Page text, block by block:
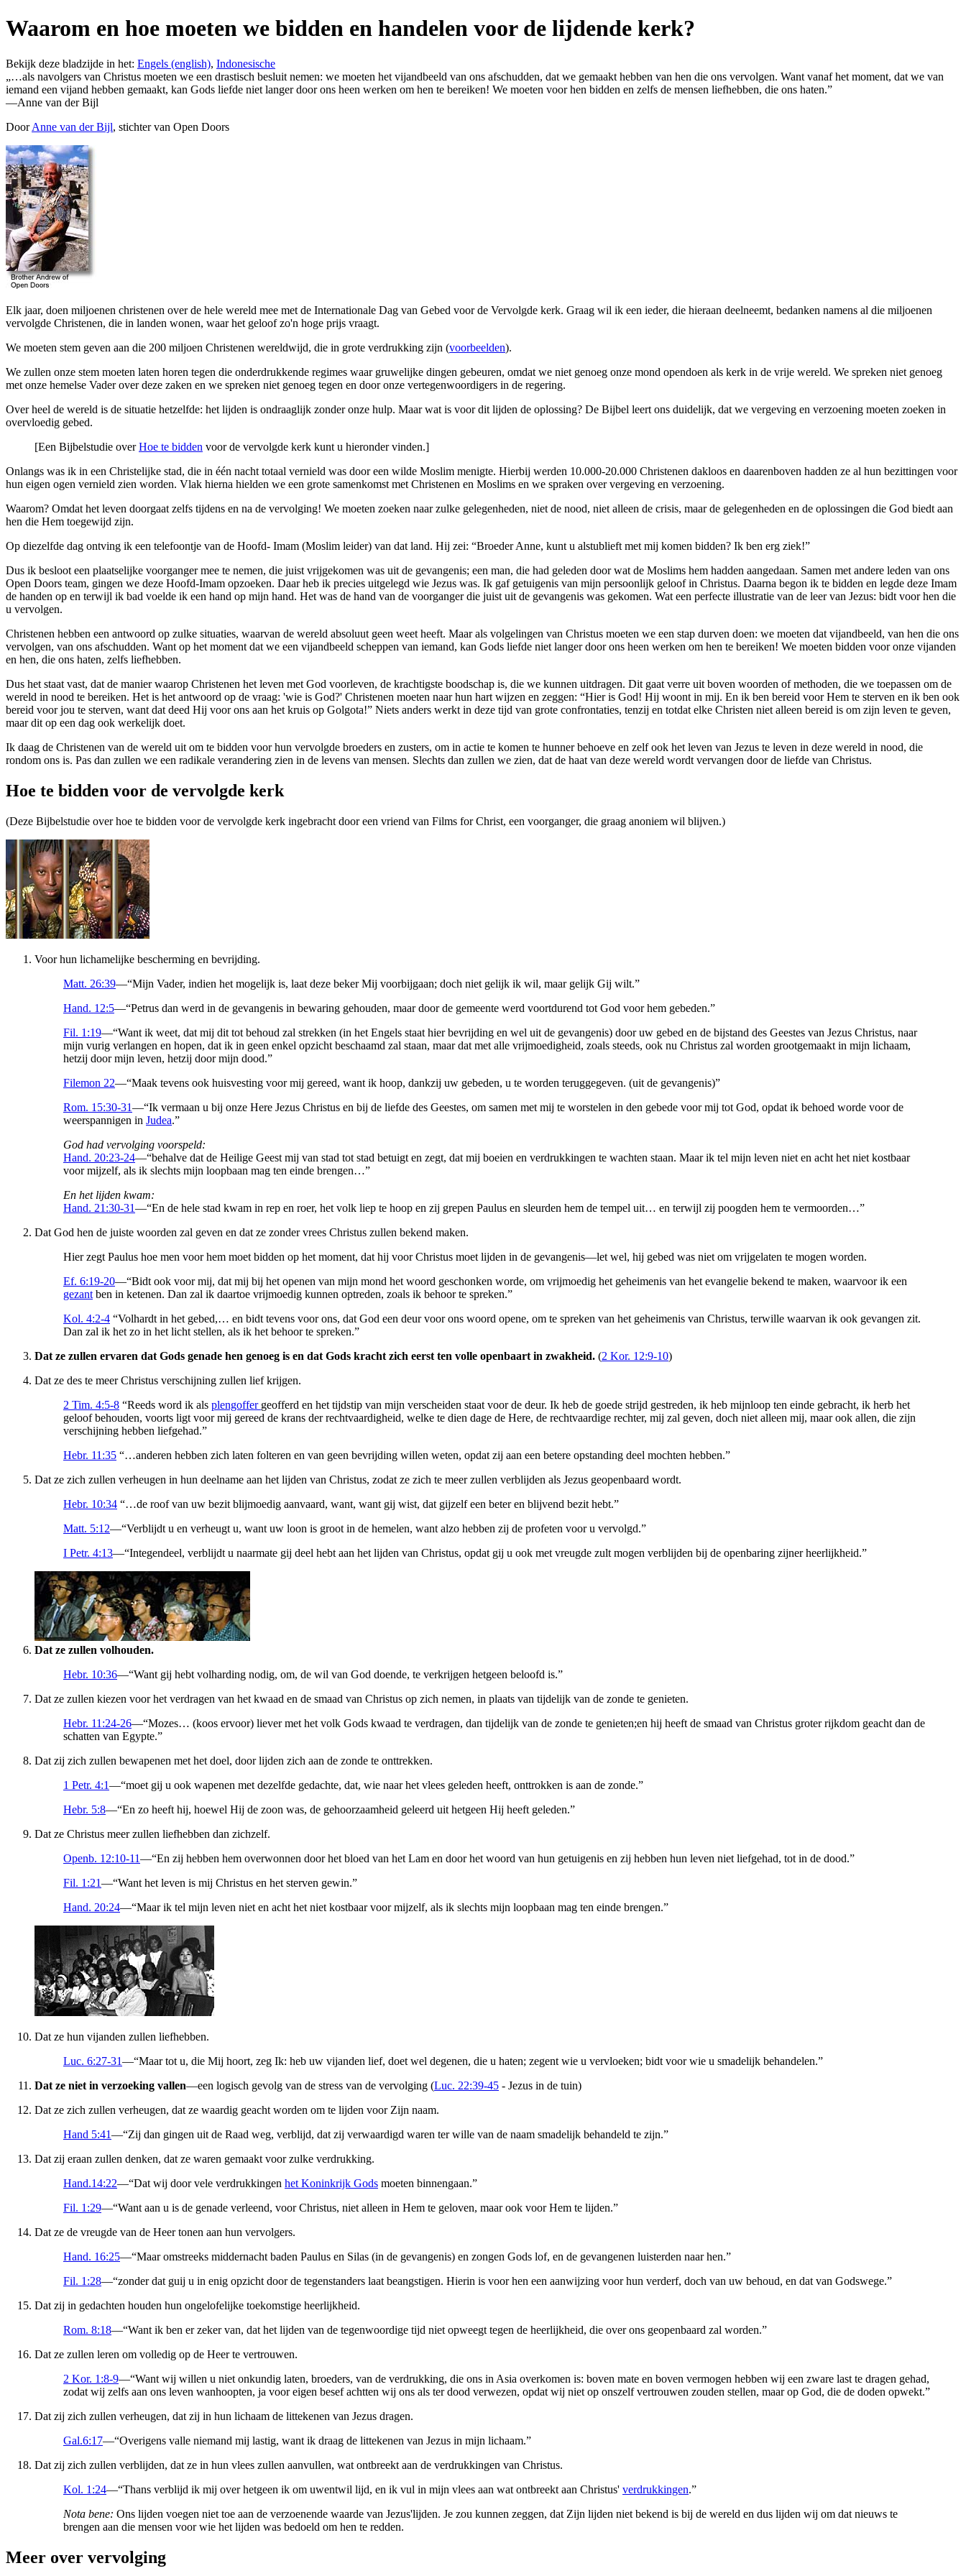
Waarom en hoe moeten we bidden en handelen voor de lijdende kerk?
Bekijk deze bladzijde in het: Engels (english), Indonesische
„…als navolgers van Christus moeten we een drastisch besluit nemen: we moeten het vijandbeeld van ons afschudden, dat we gemaakt hebben van hen die ons vervolgen. Want vanaf het moment, dat we van
iemand een vijand hebben gemaakt, kan Gods liefde niet langer door ons heen werken om hen te bereiken! We moeten voor hen bidden en zelfs de mensen liefhebben, die ons haten.”
—Anne van der Bijl
DoorAnne van der Bijl, stichter van Open Doors
Elk jaar, doen miljoenen christenen over de hele wereld mee met de Internationale Dag van Gebed voor de Vervolgde kerk. Graag wil ik een ieder, die hieraan deelneemt, bedanken namens al die miljoenen
vervolgde Christenen, die in landen wonen, waar het geloof zo'n hoge prijs vraagt.
We moeten stem geven aan die 200 miljoen Christenen wereldwijd, die in grote verdrukking zijn (voorbeelden).
We zullen onze stem moeten laten horen tegen die onderdrukkende regimes waar gruwelijke dingen gebeuren, omdat we niet genoeg onze mond opendoen als kerk in de vrije wereld. We spreken niet genoeg
met onze hemelse Vader over deze zaken en we spreken niet genoeg tegen en door onze vertegenwoordigers in de regering.
Over heel de wereld is de situatie hetzelfde: het lijden is ondraaglijk zonder onze hulp. Maar wat is voor dit lijden de oplossing? De Bijbel leert ons duidelijk, dat we vergeving en verzoening moeten zoeken in
overvloedig gebed.
[Een Bijbelstudie overHoe te bidden voor de vervolgde kerk kunt u hieronder vinden.]
Onlangs was ik in een Christelijke stad, die in één nacht totaal vernield was door een wilde Moslim menigte. Hierbij werden 10.000-20.000 Christenen dakloos en daarenboven hadden ze al hun bezittingen voor
hun eigen ogen vernield zien worden. Vlak hierna hielden we een grote samenkomst met Christenen en Moslims en we spraken over vergeving en verzoening.
Waarom? Omdat het leven doorgaat zelfs tijdens en na de vervolging! We moeten zoeken naar zulke gelegenheden, niet de nood, niet alleen de crisis, maar de gelegenheden en de oplossingen die God biedt aan
hen die Hem toegewijd zijn.
Op diezelfde dag ontving ik een telefoontje van de Hoofd- Imam (Moslim leider) van dat land. Hij zei: “Broeder Anne, kunt u alstublieft met mij komen bidden? Ik ben erg ziek!”
Dus ik besloot een plaatselijke voorganger mee te nemen, die juist vrijgekomen was uit de gevangenis; een man, die had geleden door wat de Moslims hem hadden aangedaan. Samen met andere leden van ons
Open Doors team, gingen we deze Hoofd-Imam opzoeken. Daar heb ik precies uitgelegd wie Jezus was. Ik gaf getuigenis van mijn persoonlijk geloof in Christus. Daarna begon ik te bidden en legde deze Imam
de handen op en terwijl ik bad voelde ik een hand op mijn hand. Het was de hand van de voorganger die juist uit de gevangenis was gekomen. Wat een perfecte illustratie van de leer van Jezus: bidt voor hen die
u vervolgen.
Christenen hebben een antwoord op zulke situaties, waarvan de wereld absoluut geen weet heeft. Maar als volgelingen van Christus moeten we een stap durven doen: we moeten dat vijandbeeld, van hen die ons
vervolgen, van ons afschudden. Want op het moment dat we een vijandbeeld scheppen van iemand, kan Gods liefde niet langer door ons heen werken om hen te bereiken! We moeten bidden voor onze vijanden
en hen, die ons haten, zelfs liefhebben.
Dus het staat vast, dat de manier waarop Christenen het leven met God voorleven, de krachtigste boodschap is, die we kunnen uitdragen. Dit gaat verre uit boven woorden of methoden, die we toepassen om de
wereld in nood te bereiken. Het is het antwoord op de vraag: 'wie is God?' Christenen moeten naar hun hart wijzen en zeggen: “Hier is God! Hij woont in mij. En ik ben bereid voor Hem te sterven en ik ben ook
bereid voor jou te sterven, want dat deed Hij voor ons aan het kruis op Golgota!” Niets anders werkt in deze tijd van grote confrontaties, tenzij en totdat elke Christen niet alleen bereid is om zijn leven te geven,
maar dit op een dag ook werkelijk doet.
Ik daag de Christenen van de wereld uit om te bidden voor hun vervolgde broeders en zusters, om in actie te komen te hunner behoeve en zelf ook het leven van Jezus te leven in deze wereld in nood, die
rondom ons is. Pas dan zullen we een radikale verandering zien in de levens van mensen. Slechts dan zullen we zien, dat de haat van deze wereld wordt vervangen door de liefde van Christus.
Hoe te bidden voor de vervolgde kerk
(Deze Bijbelstudie over hoe te bidden voor de vervolgde kerk ingebracht door een vriend van Films for Christ, een voorganger, die graag anoniem wil blijven.)
Voor hun lichamelijke bescherming en bevrijding.
Matt. 26:39—“Mijn Vader, indien het mogelijk is, laat deze beker Mij voorbijgaan; doch niet gelijk ik wil, maar gelijk Gij wilt.”
Hand. 12:5—“Petrus dan werd in de gevangenis in bewaring gehouden, maar door de gemeente werd voortdurend tot God voor hem gebeden.”
Fil. 1:19—“Want ik weet, dat mij dit tot behoud zal strekken (in het Engels staat hier bevrijding en wel uit de gevangenis) door uw gebed en de bijstand des Geestes van Jezus Christus, naar
mijn vurig verlangen en hopen, dat ik in geen enkel opzicht beschaamd zal staan, maar dat met alle vrijmoedigheid, zoals steeds, ook nu Christus zal worden grootgemaakt in mijn lichaam,
hetzij door mijn leven, hetzij door mijn dood.”
Filemon 22—“Maak tevens ook huisvesting voor mij gereed, want ik hoop, dankzij uw gebeden, u te worden teruggegeven. (uit de gevangenis)”
Rom. 15:30-31—“Ik vermaan u bij onze Here Jezus Christus en bij de liefde des Geestes, om samen met mij te worstelen in den gebede voor mij tot God, opdat ik behoed worde voor de
weerspannigen in Judea.”
God had vervolging voorspeld:
Hand. 20:23-24—“behalve dat de Heilige Geest mij van stad tot stad betuigt en zegt, dat mij boeien en verdrukkingen te wachten staan. Maar ik tel mijn leven niet en acht het niet kostbaar
voor mijzelf, als ik slechts mijn loopbaan mag ten einde brengen…”
En het lijden kwam:
Hand. 21:30-31—“En de hele stad kwam in rep en roer, het volk liep te hoop en zij grepen Paulus en sleurden hem de tempel uit… en terwijl zij poogden hem te vermoorden…”
Dat God hen de juiste woorden zal geven en dat ze zonder vrees Christus zullen bekend maken.
Hier zegt Paulus hoe men voor hem moet bidden op het moment, dat hij voor Christus moet lijden in de gevangenis—let wel, hij gebed was niet om vrijgelaten te mogen worden.
Ef. 6:19-20—“Bidt ook voor mij, dat mij bij het openen van mijn mond het woord geschonken worde, om vrijmoedig het geheimenis van het evangelie bekend te maken, waarvoor ik een
gezant ben in ketenen. Dan zal ik daartoe vrijmoedig kunnen optreden, zoals ik behoor te spreken.”
Kol. 4:2-4 “Volhardt in het gebed,… en bidt tevens voor ons, dat God een deur voor ons woord opene, om te spreken van het geheimenis van Christus, terwille waarvan ik ook gevangen zit.
Dan zal ik het zo in het licht stellen, als ik het behoor te spreken.”
Dat ze zullen ervaren dat Gods genade hen genoeg is en dat Gods kracht zich eerst ten volle openbaart in zwakheid. (2 Kor. 12:9-10)
Dat ze des te meer Christus verschijning zullen lief krijgen.
2 Tim. 4:5-8 “Reeds word ik als plengoffer geofferd en het tijdstip van mijn verscheiden staat voor de deur. Ik heb de goede strijd gestreden, ik heb mijnloop ten einde gebracht, ik herb het
geloof behouden, voorts ligt voor mij gereed de krans der rechtvaardigheid, welke te dien dage de Here, de rechtvaardige rechter, mij zal geven, doch niet alleen mij, maar ook allen, die zijn
verschijning hebben liefgehad.”
Hebr. 11:35 “…anderen hebben zich laten folteren en van geen bevrijding willen weten, opdat zij aan een betere opstanding deel mochten hebben.”
Dat ze zich zullen verheugen in hun deelname aan het lijden van Christus, zodat ze zich te meer zullen verblijden als Jezus geopenbaard wordt.
Hebr. 10:34 “…de roof van uw bezit blijmoedig aanvaard, want, want gij wist, dat gijzelf een beter en blijvend bezit hebt.”
Matt. 5:12—“Verblijdt u en verheugt u, want uw loon is groot in de hemelen, want alzo hebben zij de profeten voor u vervolgd.”
I Petr. 4:13—“Integendeel, verblijdt u naarmate gij deel hebt aan het lijden van Christus, opdat gij u ook met vreugde zult mogen verblijden bij de openbaring zijner heerlijkheid.”
Dat ze zullen volhouden.
Hebr. 10:36—“Want gij hebt volharding nodig, om, de wil van God doende, te verkrijgen hetgeen beloofd is.”
Dat ze zullen kiezen voor het verdragen van het kwaad en de smaad van Christus op zich nemen, in plaats van tijdelijk van de zonde te genieten.
Hebr. 11:24-26—“Mozes… (koos ervoor) liever met het volk Gods kwaad te verdragen, dan tijdelijk van de zonde te genieten;en hij heeft de smaad van Christus groter rijkdom geacht dan de
schatten van Egypte.”
Dat zij zich zullen bewapenen met het doel, door lijden zich aan de zonde te onttrekken.
1 Petr. 4:1—“moet gij u ook wapenen met dezelfde gedachte, dat, wie naar het vlees geleden heeft, onttrokken is aan de zonde.”
Hebr. 5:8—“En zo heeft hij, hoewel Hij de zoon was, de gehoorzaamheid geleerd uit hetgeen Hij heeft geleden.”
Dat ze Christus meer zullen liefhebben dan zichzelf.
Openb. 12:10-11—“En zij hebben hem overwonnen door het bloed van het Lam en door het woord van hun getuigenis en zij hebben hun leven niet liefgehad, tot in de dood.”
Fil. 1:21—“Want het leven is mij Christus en het sterven gewin.”
Hand. 20:24—“Maar ik tel mijn leven niet en acht het niet kostbaar voor mijzelf, als ik slechts mijn loopbaan mag ten einde brengen.”
Dat ze hun vijanden zullen liefhebben.
Luc. 6:27-31—“Maar tot u, die Mij hoort, zeg Ik: heb uw vijanden lief, doet wel degenen, die u haten; zegent wie u vervloeken; bidt voor wie u smadelijk behandelen.”
Dat ze niet in verzoeking vallen—een logisch gevolg van de stress van de vervolging (Luc. 22:39-45 - Jezus in de tuin)
Dat ze zich zullen verheugen, dat ze waardig geacht worden om te lijden voor Zijn naam.
Hand 5:41—“Zij dan gingen uit de Raad weg, verblijd, dat zij verwaardigd waren ter wille van de naam smadelijk behandeld te zijn.”
Dat zij eraan zullen denken, dat ze waren gemaakt voor zulke verdrukking.
Hand.14:22—“Dat wij door vele verdrukkingen het Koninkrijk Gods moeten binnengaan.”
Fil. 1:29—“Want aan u is de genade verleend, voor Christus, niet alleen in Hem te geloven, maar ook voor Hem te lijden.”
Dat ze de vreugde van de Heer tonen aan hun vervolgers.
Hand. 16:25—“Maar omstreeks middernacht baden Paulus en Silas (in de gevangenis) en zongen Gods lof, en de gevangenen luisterden naar hen.”
Fil. 1:28—“zonder dat guij u in enig opzicht door de tegenstanders laat beangstigen. Hierin is voor hen een aanwijzing voor hun verderf, doch van uw behoud, en dat van Godswege.”
Dat zij in gedachten houden hun ongelofelijke toekomstige heerlijkheid.
Rom. 8:18—“Want ik ben er zeker van, dat het lijden van de tegenwoordige tijd niet opweegt tegen de heerlijkheid, die over ons geopenbaard zal worden.”
Dat ze zullen leren om volledig op de Heer te vertrouwen.
2 Kor. 1:8-9—“Want wij willen u niet onkundig laten, broeders, van de verdrukking, die ons in Asia overkomen is: boven mate en boven vermogen hebben wij een zware last te dragen gehad,
zodat wij zelfs aan ons leven wanhoopten, ja voor eigen besef achtten wij ons als ter dood verwezen, opdat wij niet op onszelf vertrouwen zouden stellen, maar op God, die de doden opwekt.”
Dat zij zich zullen verheugen, dat zij in hun lichaam de littekenen van Jezus dragen.
Gal.6:17—“Overigens valle niemand mij lastig, want ik draag de littekenen van Jezus in mijn lichaam.”
Dat zij zich zullen verblijden, dat ze in hun vlees zullen aanvullen, wat ontbreekt aan de verdrukkingen van Christus.
Kol. 1:24—“Thans verblijd ik mij over hetgeen ik om uwentwil lijd, en ik vul in mijn vlees aan wat ontbreekt aan Christus' verdrukkingen.”
Nota bene: Ons lijden voegen niet toe aan de verzoenende waarde van Jezus'lijden. Je zou kunnen zeggen, dat Zijn lijden niet bekend is bij de wereld en dus lijden wij om dat nieuws te
brengen aan die mensen voor wie het lijden was bedoeld om hen te redden.
Meer over vervolging